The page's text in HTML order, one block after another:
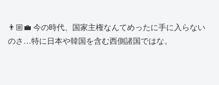
👨🏼‍💼 今の時代、国家主権なんてめったに手に入らない
のさ…特に日本や韓国を含む西側諸国ではな。